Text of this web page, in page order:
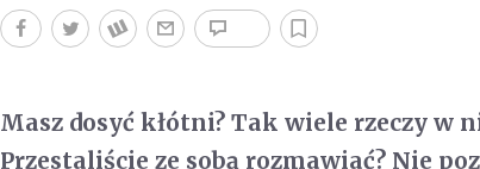
Masz dosyć kłótni? Tak wiele rzeczy w
Przestaliście ze sobą rozmawiać? Nie